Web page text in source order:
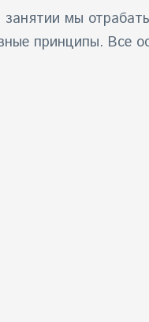
мы
принципы. Все